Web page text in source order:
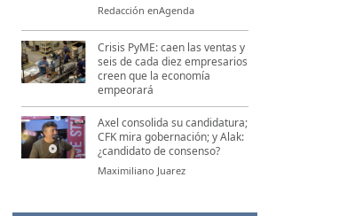
Redacción enAgenda
Crisis PyME: caen las ventas y
seis de cada diez empresarios
creen que la economía
empeorará
Axel consolida su candidatura;
CFK mira gobernación; y Alak:
¿candidato de consenso?
Maximiliano Juarez